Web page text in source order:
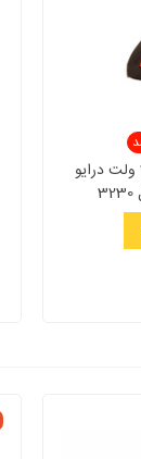
آچار بکس شارژی براشلس 20 ولت درایو